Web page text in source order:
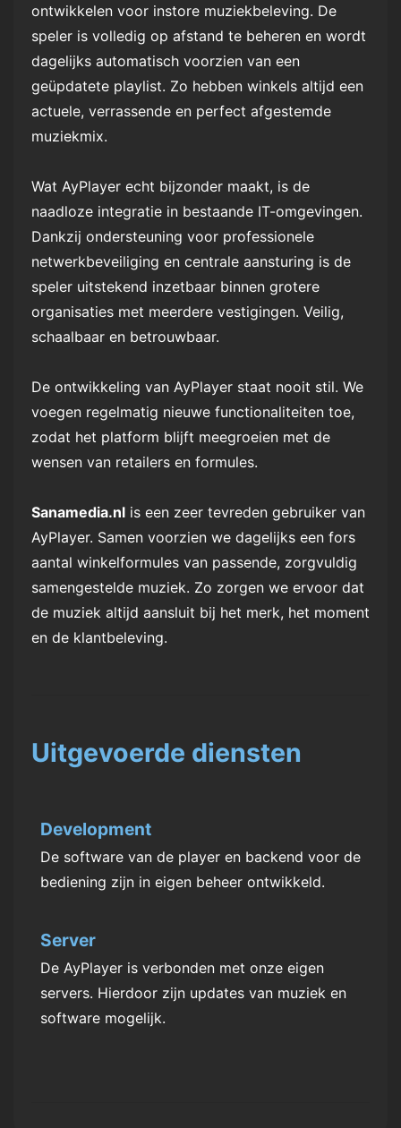
ontwikkelen voor instore muziekbeleving. De
speler is volledig op afstand te beheren en wordt
dagelijks automatisch voorzien van een
geüpdatete playlist. Zo hebben winkels altijd een
actuele, verrassende en perfect afgestemde
muziekmix.
Wat AyPlayer echt bijzonder maakt, is de
naadloze integratie in bestaande IT-omgevingen.
Dankzij ondersteuning voor professionele
netwerkbeveiliging en centrale aansturing is de
speler uitstekend inzetbaar binnen grotere
organisaties met meerdere vestigingen. Veilig,
schaalbaar en betrouwbaar.
De ontwikkeling van AyPlayer staat nooit stil. We
voegen regelmatig nieuwe functionaliteiten toe,
zodat het platform blijft meegroeien met de
wensen van retailers en formules.
Sanamedia.nl is een zeer tevreden gebruiker van
AyPlayer. Samen voorzien we dagelijks een fors
aantal winkelformules van passende, zorgvuldig
samengestelde muziek. Zo zorgen we ervoor dat
de muziek altijd aansluit bij het merk, het moment
en de klantbeleving.
Uitgevoerde diensten
Development
De software van de player en backend voor de
bediening zijn in eigen beheer ontwikkeld.
Server
De AyPlayer is verbonden met onze eigen
servers. Hierdoor zijn updates van muziek en
software mogelijk.